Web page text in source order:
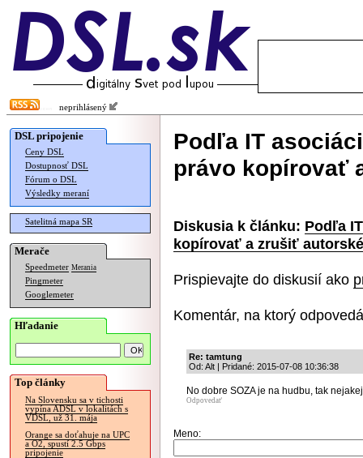
neprihlásený
DSL pripojenie
Ceny DSL
Dostupnosť DSL
Fórum o DSL
Výsledky meraní
Satelitná mapa SR
Merače
Speedmeter Merania
Pingmeter
Googlemeter
Hľadanie
Top články
Na Slovensku sa v tichosti
vypína ADSL v lokalitách s
VDSL, už 31. mája
Orange sa doťahuje na UPC
a O2, spustí 2.5 Gbps
pripojenie
Podľa IT
právo kopírovať
Diskusia k článku: Podľa
kopírovať a zrušiť
Prispievajte do diskusií ako
Komentár, na ktorý
Re: tamtung
Od: Alt | Pridané: 2015-07-08 10:36:38
No dobre SOZA je na hudbu, tak
Odpovedať
Meno: